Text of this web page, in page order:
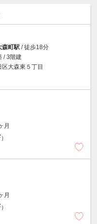
森町駅 / 徒歩18分
/ 3階建
大森東５丁目
月
）
月
）